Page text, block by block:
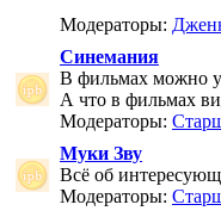
Модераторы:
Синемания
В фильмах можно
А что в фильмах
Модераторы:
Муки Зву
Всё об
Модераторы: